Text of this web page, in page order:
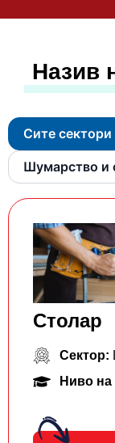
Назив
Сите сектори
Шумарство и
Столар
Сектор:
Ниво